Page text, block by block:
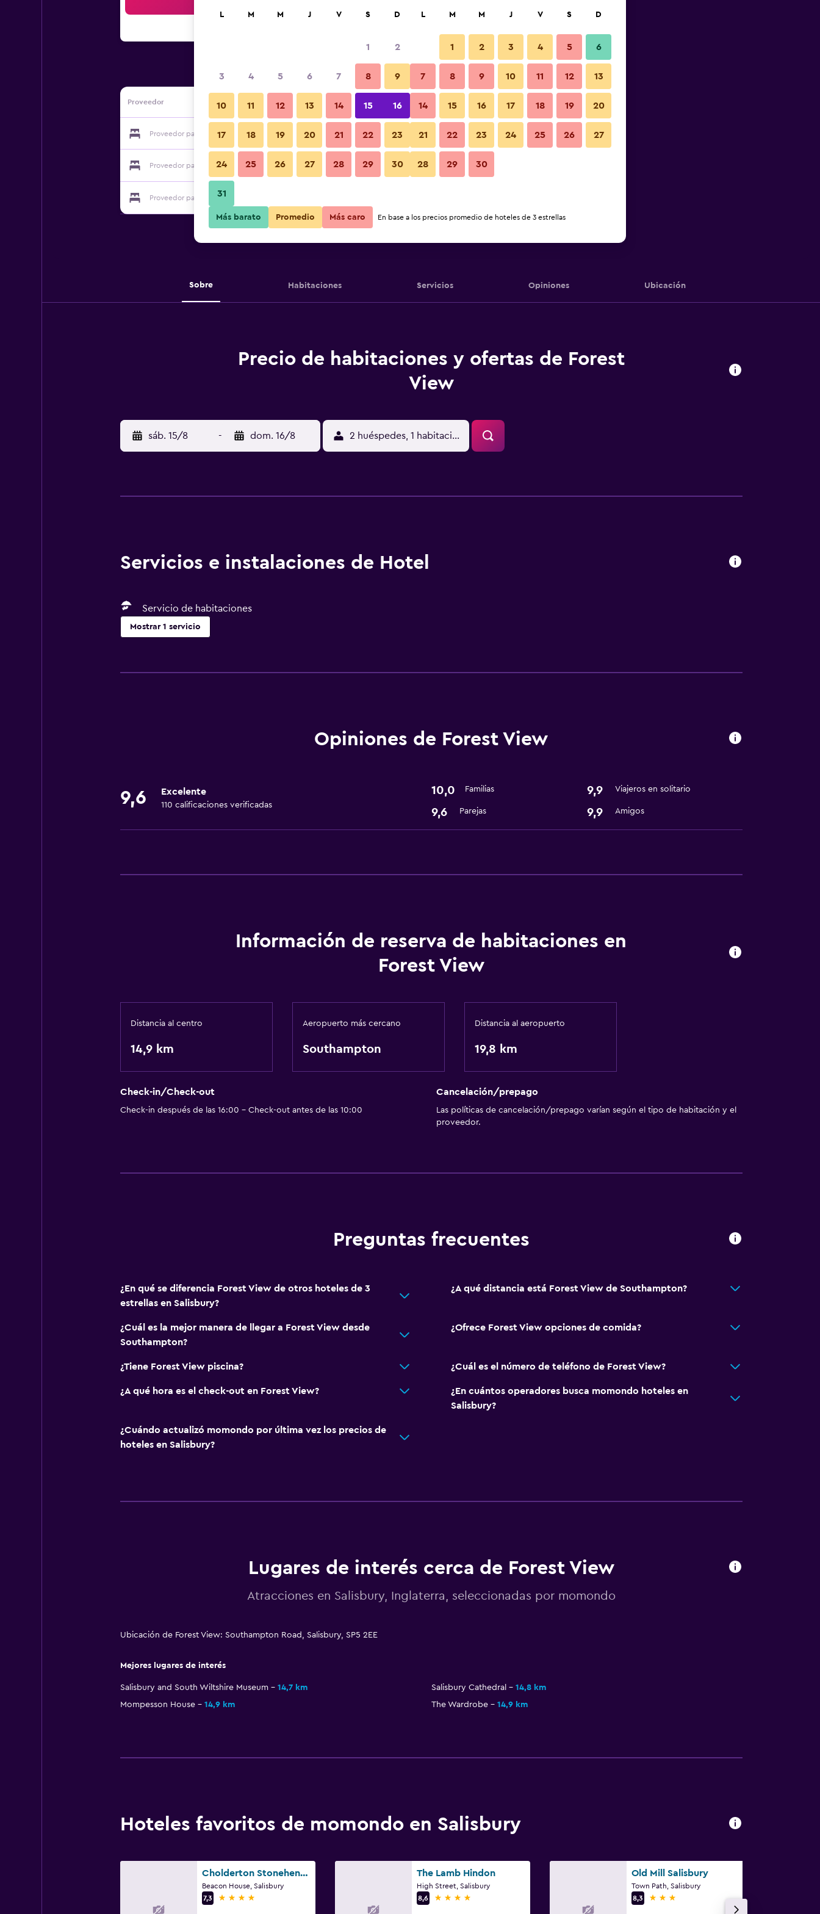
Proveedor
Proveedor para Forest View Ver precios
Proveedor para Forest View Ver precios
Proveedor para Forest View
Sobre Habitaciones Servicios Opiniones Ubicación
Precio de habitaciones y ofertas de Forest
View
sáb. 15/8 - dom. 16/8 2 huéspedes, 1 habitación
Servicios e instalaciones de Hotel
Servicio de habitaciones
Mostrar 1 servicio
Servicio de habitaciones
Opiniones de Forest View
9,6 Excelente
110 calificaciones verificadas
10,0 Familias 9,9 Viajeros en solitario
9,6 Parejas 9,9 Amigos
Información de reserva de habitaciones en
Forest View
Distancia al centro
14,9 km
Aeropuerto más cercano
Southampton
Distancia al aeropuerto
19,8 km
Check-in/Check-out
Check-in después de las 16:00 - Check-out antes de las 10:00
Cancelación/prepago
Las políticas de cancelación/prepago varían según el tipo de habitación y el
proveedor.
Preguntas frecuentes
¿En qué se diferencia Forest View de otros hoteles de 3
estrellas en Salisbury?
¿A qué distancia está Forest View de Southampton?
¿Cuál es la mejor manera de llegar a Forest View desde
Southampton?
¿Ofrece Forest View opciones de comida?
¿Tiene Forest View piscina? ¿Cuál es el número de teléfono de Forest View?
¿A qué hora es el check-out en Forest View?
¿En cuántos operadores busca momondo hoteles en
Salisbury?
¿Cuándo actualizó momondo por última vez los precios de
hoteles en Salisbury?
Lugares de interés cerca de Forest View
Atracciones en Salisbury, Inglaterra, seleccionadas por momondo
Ubicación de Forest View: Southampton Road, Salisbury, SP5 2EE
Mejores lugares de interés
Salisbury and South Wiltshire Museum 14,7 km Salisbury Cathedral
14,8 km
Mompesson House
14,9 km The Wardrobe 14,9 km
Hoteles favoritos de momondo en Salisbury
Cholderton Stonehenge Youth Hostel
Beacon House, Salisbury
7,3
4 estrellas
The Lamb Hindon
High Street, Salisbury
8,6
4 estrellas
Old Mill Salisbury
Town Path, Salisbury
8,3
3 estrellas
L M M J V S D
1 2
3 4 5 6 7 8 9
10 11 12 13 14 15 16
17 18 19 20 21 22 23
24 25 26 27 28 29 30
31
L M M J V S D
1 2 3 4 5 6
7 8 9 10 11 12 13
14 15 16 17 18 19 20
21 22 23 24 25 26 27
28 29 30
Más barato Promedio Más caro En base a los precios promedio de hoteles de 3 estrellas